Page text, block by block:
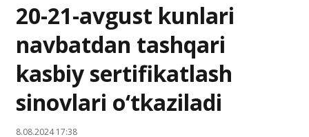
20-21-avgust kunlari
navbatdan tashqari
kasbiy sertifikatlash
sinovlari o‘tkaziladi
8.08.2024 17:38